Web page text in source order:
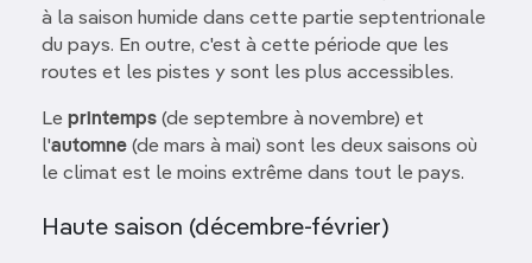
à la saison humide dans cette partie septentrionale
du pays. En outre, c'est à cette période que les
routes et les pistes y sont les plus accessibles.
Le printemps (de septembre à novembre) et
l'automne (de mars à mai) sont les deux saisons où
le climat est le moins extrême dans tout le pays.
Haute saison (décembre-février)